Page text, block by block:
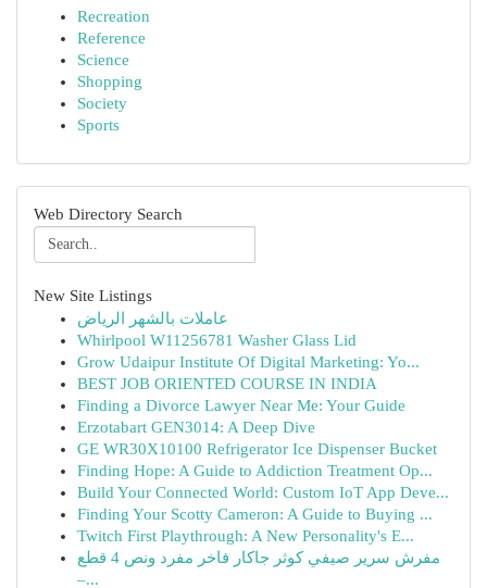
Recreation
Reference
Science
Shopping
Society
Sports
Web Directory Search
New Site Listings
عاملات بالشهر الرياض
Whirlpool W11256781 Washer Glass Lid
Grow Udaipur Institute Of Digital Marketing: Yo...
BEST JOB ORIENTED COURSE IN INDIA
Finding a Divorce Lawyer Near Me: Your Guide
Erzotabart GEN3014: A Deep Dive
GE WR30X10100 Refrigerator Ice Dispenser Bucket
Finding Hope: A Guide to Addiction Treatment Op...
Build Your Connected World: Custom IoT App Deve...
Finding Your Scotty Cameron: A Guide to Buying ...
Twitch First Playthrough: A New Personality's E...
مفرش سرير صيفي كوثر جاكار فاخر مفرد ونص 4 قطع
–...